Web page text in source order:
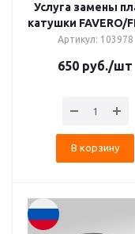
Услуга замены
катушки FAVERO/
Артикул: 103978
650 руб./шт
В корзину